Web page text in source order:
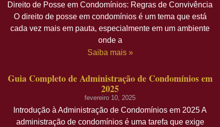
Direito de Posse em Condomínios: Regras de Convivência
O direito de posse em condomínios é um tema que está
cada vez mais em pauta, especialmente em um ambiente
onde a
Saiba mais »
Guia Completo de Administração de Condomínios em
2025
fevereiro 10, 2025
Introdução à Administração de Condomínios em 2025 A
administração de condomínios é uma tarefa que exige